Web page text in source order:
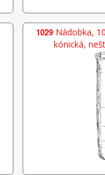
1029 Nádobka,
kónická,